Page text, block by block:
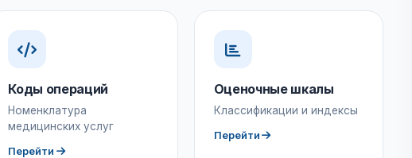
Коды операций
Номенклатура
медицинских услуг
Перейти
Оценочные шкалы
Классификации и индексы
Перейти